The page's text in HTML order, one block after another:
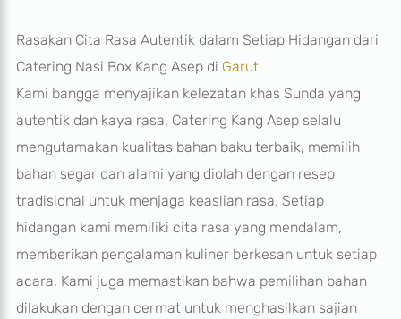
Rasakan Cita Rasa Autentik dalam Setiap Hidangan dari
Catering Nasi Box Kang Asep di Garut
Kami bangga menyajikan kelezatan khas Sunda yang
autentik dan kaya rasa. Catering Kang Asep selalu
mengutamakan kualitas bahan baku terbaik, memilih
bahan segar dan alami yang diolah dengan resep
tradisional untuk menjaga keaslian rasa. Setiap
hidangan kami memiliki cita rasa yang mendalam,
memberikan pengalaman kuliner berkesan untuk setiap
acara. Kami juga memastikan bahwa pemilihan bahan
dilakukan dengan cermat untuk menghasilkan sajian